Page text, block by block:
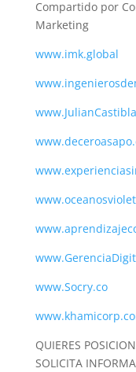
Compartido por
Marketing
www.imk.global
www.Socry.co
QUIERES
SOLICITA